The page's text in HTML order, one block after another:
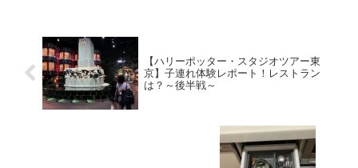
【ハリーポッター・スタジオツアー東
京】子連れ体験レポート！レストラン
は？～後半戦～